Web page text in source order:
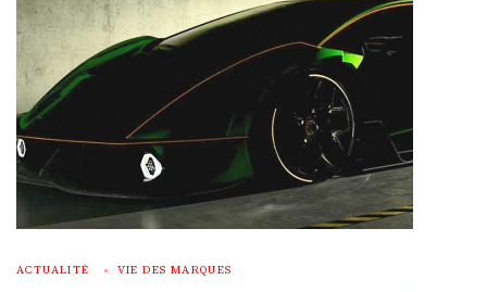
ACTUALITÉ VIE DES MARQUES